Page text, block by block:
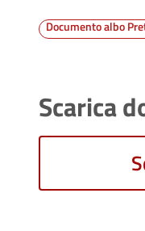
Documento albo
Scarica